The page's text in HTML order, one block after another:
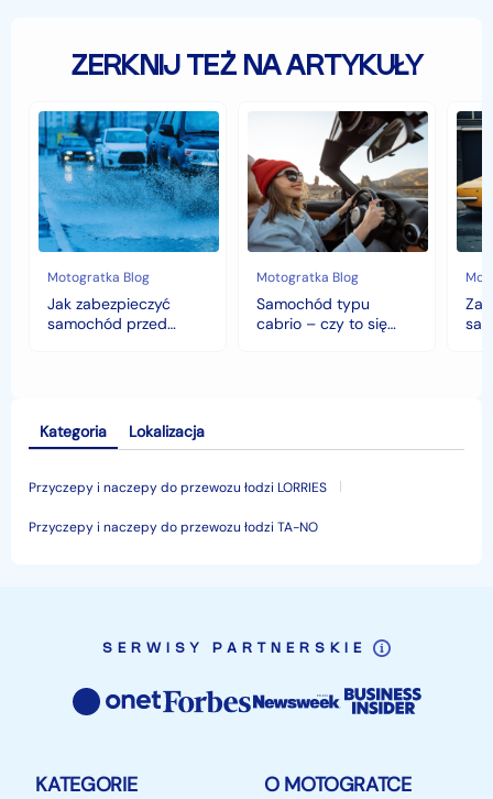
ZERKNIJ TEŻ NA ARTYKUŁY
Jak
zabezpieczyć
samochód
przed
jesiennymi
chłodami
i
deszczem?
Motogratka Blog
Jak zabezpieczyć
samochód przed
Samochód
cabrio
–
czy
to
się
opłaca
w
polskim
klimacie?
Motogratka Blog
Samochód typu
cabrio – czy to się
czyli
Kategoria
Przyczepy i naczepy do przewozu łodzi LORRIES
Przyczepy i naczepy do przewozu łodzi TA-NO
Lokalizacja
SERWISY PARTNERSKIE
KATEGORIE O MOTOGRATCE